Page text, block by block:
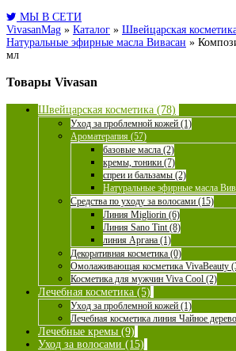
МЫ В СЕТИ
VivasanMag » Каталог » Швейцарская
Натуральные эфирные масла Вивасан »
мл
Товары Vivasan
Швейцарская косметика (78)
Уход за проблемной кожей (1)
Ароматерапия (57)
базовые масла (2)
кремы, тоники (7)
спреи и бальзамы (2)
Натуральные эфирные масла
Средства по уходу за волосами (15)
Линия Migliorin (6)
Линия Sano Tint (8)
линия Аргана (1)
Декоративная косметика (0)
Омолаживающая косметика VivaBeauty
Косметика для мужчин Viva Cool (2)
Лечебная косметика (5)
Уход за проблемной кожей (1)
Лечебная косметика линия Чайное
Лечебные кремы (9)
Уход за волосами (15)